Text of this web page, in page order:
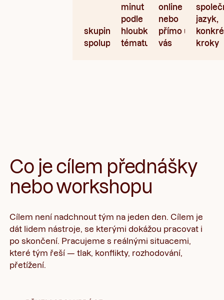
skupinová
spolupráce
minut
podle
hloubky
tématu
online
nebo
přímo u
vás
jazyk,
kroky
Co je cílem přednášky
nebo workshopu
Cílem není nadchnout tým na jeden den. Cílem je
dát lidem nástroje, se kterými dokážou pracovat i
po skončení. Pracujeme s reálnými situacemi,
které tým řeší — tlak, konflikty, rozhodování,
přetížení.